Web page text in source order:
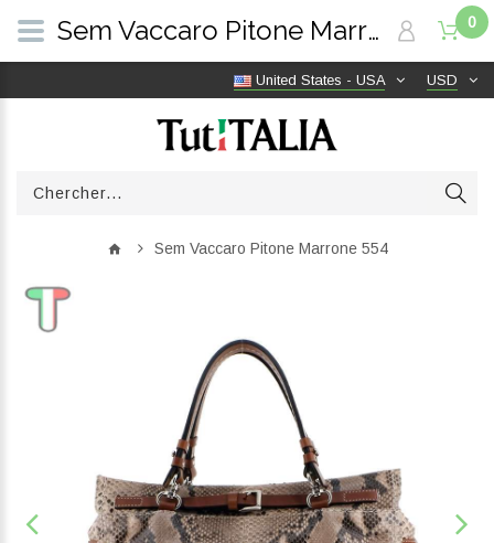
USD
United States - USA
0
Sem Vaccaro Pitone Marrone 554
Sem Vaccaro Pitone Marrone 554 | TutITALIA